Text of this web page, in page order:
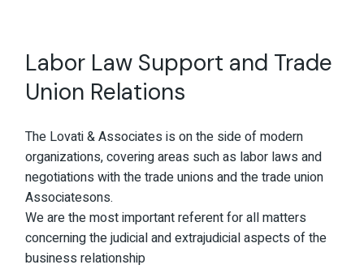
Labor Law Support and Trade
Union Relations
The Lovati & Associates is on the side of modern
organizations, covering areas such as labor laws and
negotiations with the trade unions and the trade union
Associatesons.
We are the most important referent for all matters
concerning the judicial and extrajudicial aspects of the
business relationship